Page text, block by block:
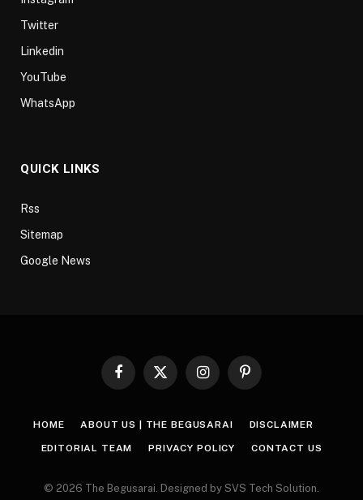
Twitter
Linkedin
YouTube
WhatsApp
QUICK LINKS
Rss
Sitemap
Google News
Facebook
X
InstagramPinterest
HOME ABOUT US | THE BEGUSARAI DISCLAIMER
EDITORIAL TEAM PRIVACY POLICY CONTACT US
© 2026 The Begusarai. Designed by SVS Tech Solution.